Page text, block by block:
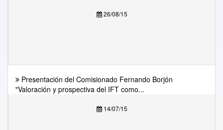
26/08/15
Presentación del Comisionado Fernando Borjón
"Valoración y prospectiva del IFT como...
14/07/15